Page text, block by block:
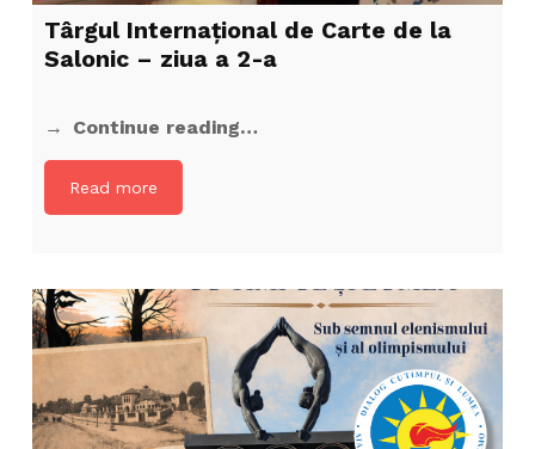
Târgul Internațional de Carte de la
Salonic – ziua a 2-a
Continue reading…
Read more